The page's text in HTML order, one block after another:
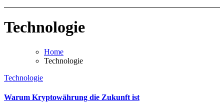
Technologie
Home
Technologie
Technologie
Warum Kryptowährung die Zukunft ist